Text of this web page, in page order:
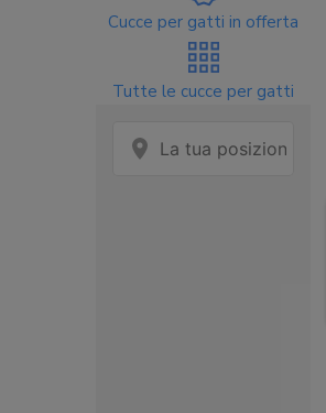
Cucce per gatti in offerta
Tutte le cucce per gatti